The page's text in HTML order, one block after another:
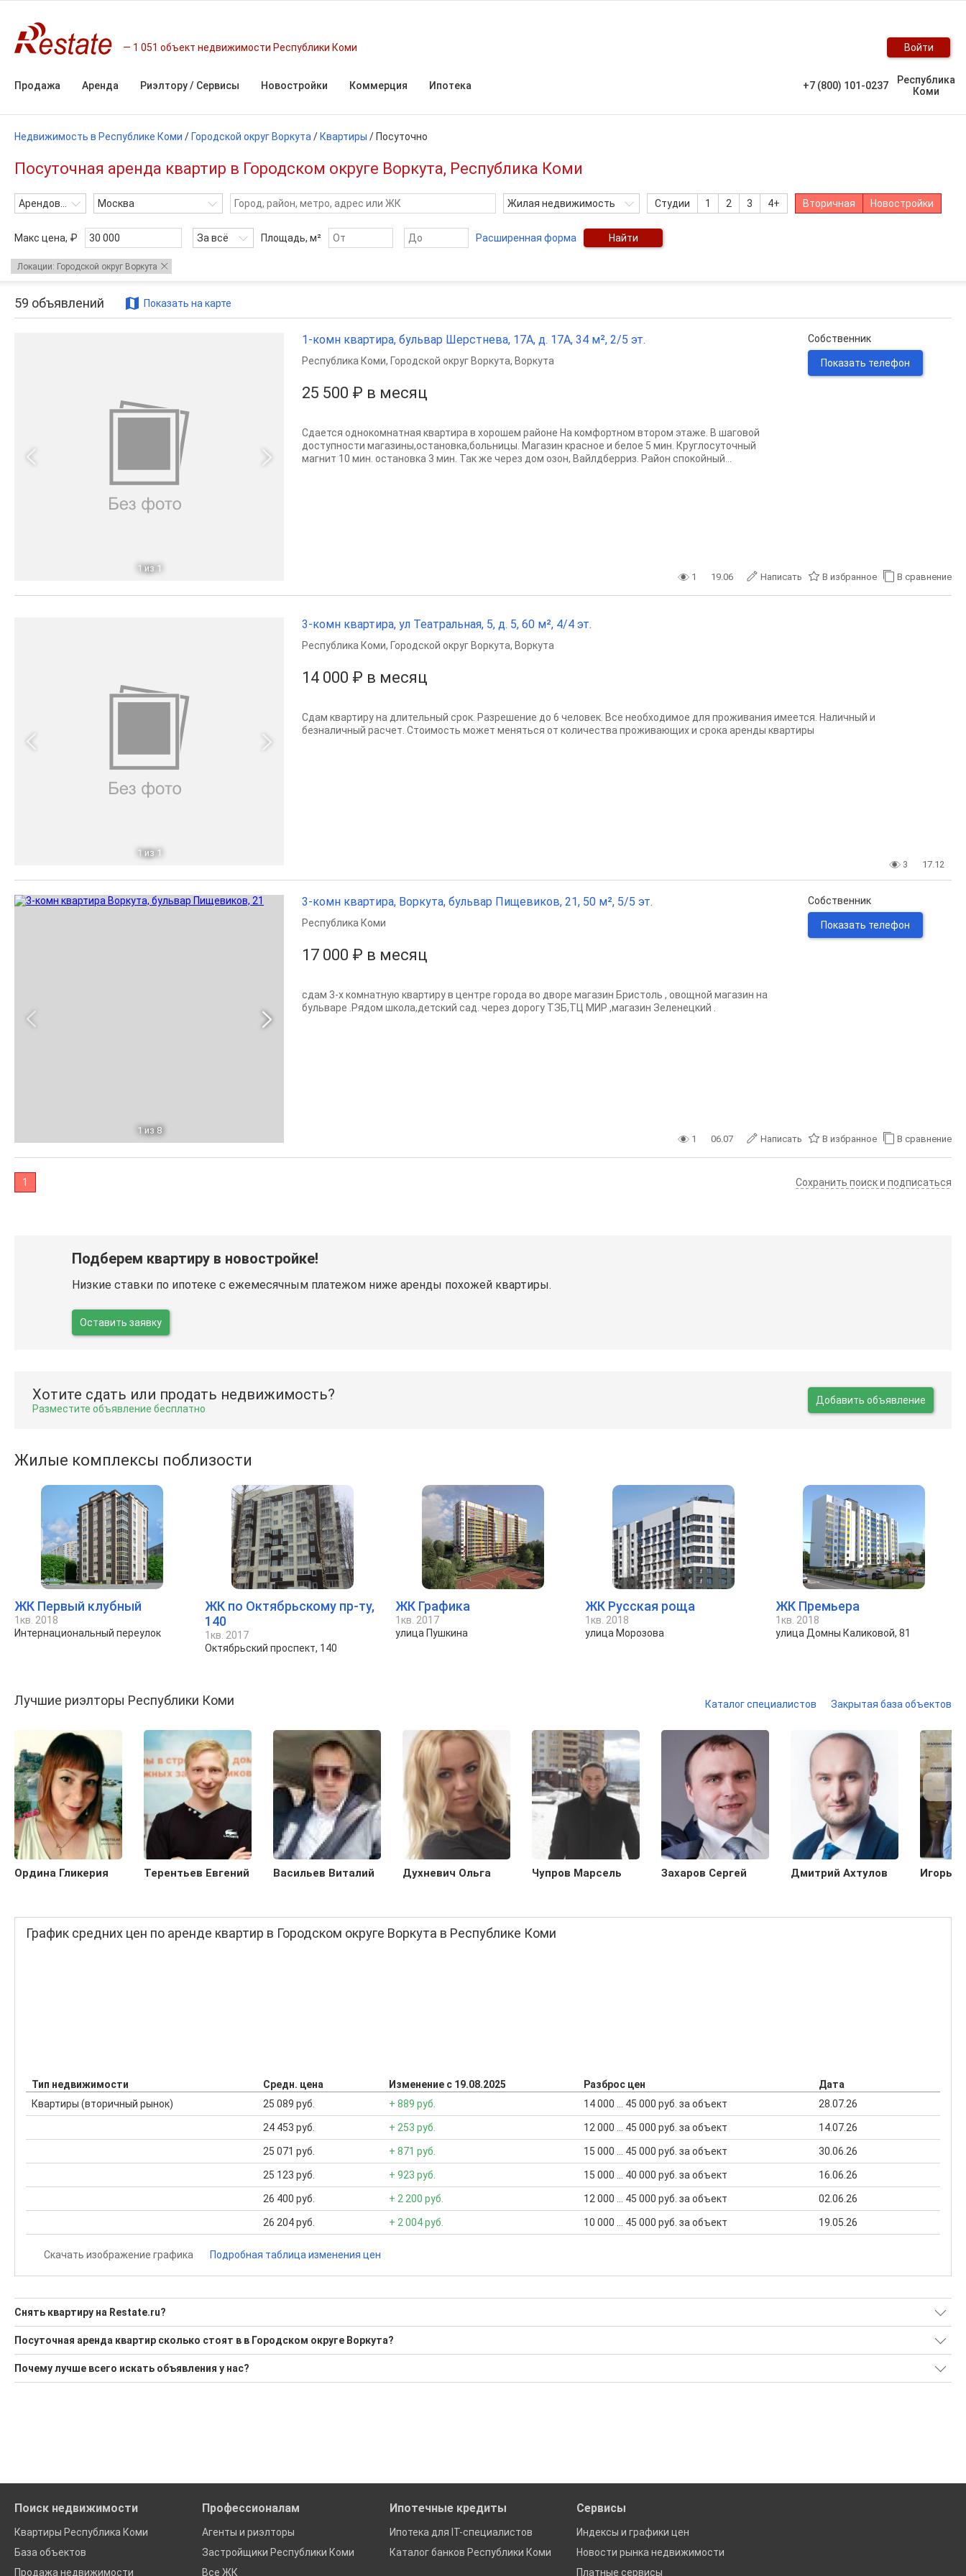
1 051 объект недвижимости Республики Коми Войти
Продажа Аренда Риэлтору / Сервисы Новостройки Коммерция Ипотека +7 (800) 101-0237
Республика
Коми
Недвижимость в Республике Коми / Городской округ Воркута / Квартиры / Посуточно
Посуточная аренда квартир в Городском округе Воркута, Республика Коми
Арендовать Москва Жилая недвижимость Студии 1 2 3 4+ Вторичная Новостройки
Макс цена, ₽ За всё Площадь, м² Расширенная форма Найти
Локации: Городской округ Воркута
59 объявлений Показать на карте
1 из 1
1-комн квартира, бульвар Шерстнева, 17А, д. 17А, 34 м², 2/5 эт.
25 500 ₽ в месяц
Республика Коми, Городской округ Воркута, Воркута
Сдается однокомнатная квартира в хорошем районе На комфортном втором этаже. В шаговой
доступности магазины,остановка,больницы. Магазин красное и белое 5 мин. Круглосуточный
магнит 10 мин. остановка 3 мин. Так же через дом озон, Вайлдберриз. Район спокойный...
Собственник
Показать телефон
1 19.06 Написать В избранное В сравнение
1 из 1
3-комн квартира, ул Театральная, 5, д. 5, 60 м², 4/4 эт.
14 000 ₽ в месяц
Республика Коми, Городской округ Воркута, Воркута
Сдам квартиру на длительный срок. Разрешение до 6 человек. Все необходимое для проживания имеется. Наличный и
безналичный расчет. Стоимость может меняться от количества проживающих и срока аренды квартиры
3 17.12
1 из 8
3-комн квартира, Воркута, бульвар Пищевиков, 21, 50 м², 5/5 эт.
17 000 ₽ в месяц
Республика Коми
сдам 3-х комнатную квартиру в центре города во дворе магазин Бристоль , овощной магазин на
бульваре .Рядом школа,детский сад. через дорогу ТЗБ,ТЦ МИР ,магазин Зеленецкий .
Собственник
Показать телефон
1 06.07 Написать В избранное В сравнение
1 Сохранить поиск и подписаться
Подберем квартиру в новостройке!
Низкие ставки по ипотеке с ежемесячным платежом ниже аренды похожей квартиры.
Оставить заявку
Хотите сдать или продать недвижимость?
Разместите объявление бесплатно
Добавить объявление
Жилые комплексы поблизости
ЖК Первый клубный
1кв. 2018
Интернациональный переулок
ЖК по Октябрьскому пр-ту,
140
1кв. 2017
Октябрьский проспект, 140
ЖК Графика
1кв. 2017
улица Пушкина
ЖК Русская роща
1кв. 2018
улица Морозова
ЖК Премьера
1кв. 2018
улица Домны Каликовой, 81
Лучшие риэлторы Республики Коми Каталог специалистов Закрытая база объектов
Ордина Гликерия Терентьев Евгений Васильев Виталий Духневич Ольга Чупров Марсель Захаров Сергей Дмитрий Ахтулов Игорь
График средних цен по аренде квартир в Городском округе Воркута в Республике Коми
Тип недвижимости Средн. цена Изменение с 19.08.2025 Разброс цен
Дата
Квартиры (вторичный рынок)
25 089 руб. + 889 руб. 14 000 ... 45 000 руб. за объект 28.07.26
24 453 руб. + 253 руб. 12 000 ... 45 000 руб. за объект 14.07.26
25 071 руб. + 871 руб. 15 000 ... 45 000 руб. за объект 30.06.26
25 123 руб. + 923 руб. 15 000 ... 40 000 руб. за объект 16.06.26
26 400 руб. + 2 200 руб. 12 000 ... 45 000 руб. за объект 02.06.26
26 204 руб. + 2 004 руб. 10 000 ... 45 000 руб. за объект 19.05.26
Скачать изображение графика Подробная таблица изменения цен
Снять квартиру на Restate.ru?
1 актуальное и проверенное объявление
Посуточная аренда квартир сколько стоят в в Городском округе Воркута?
Минимальная цена: 25 500 Р. Максимальная цена: 25 500 Р; Средняя: 25 500 Р
Средняя цена за м2: 750 Р
Почему лучше всего искать объявления у нас?
Поиск недвижимости
Квартиры Республика Коми
База объектов
Продажа недвижимости
Профессионалам
Агенты и риэлторы
Застройщики Республики Коми
Все ЖК
Ипотечные кредиты
Ипотека для IT-специалистов
Каталог банков Республики Коми
Сервисы
Индексы и графики цен
Новости рынка недвижимости
Платные сервисы